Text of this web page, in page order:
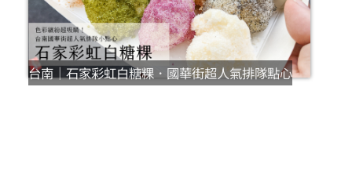
台南｜石家彩虹白糖粿．國華街超人氣排隊點心